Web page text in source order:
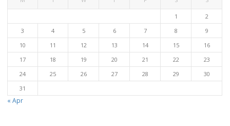
1
2
3
4 5 6 7 8
9
10
11 12 13 14 15
16
17
18 19 20 21 22
23
24
25 26 27 28 29
30
31
« Apr